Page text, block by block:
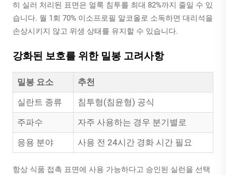
히 실러 처리된 표면은 얼룩 침투를 최대 82%까지 줄일 수 있
습니다. 월 1회 70% 이소프로필 알코올로 소독하면 대리석을
손상시키지 않고 위생 상태를 유지할 수 있습니다.
강화된 보호를 위한 밀봉 고려사항
밀봉 요소
추천
실란트 종류
침투형(침윤형) 공식
주파수
자주 사용하는 경우 분기별로
응용 분야
사용 전 24시간 경화 시간 필요
항상 식품 접촉 표면에 사용 가능하다고 승인된 실런을 선택